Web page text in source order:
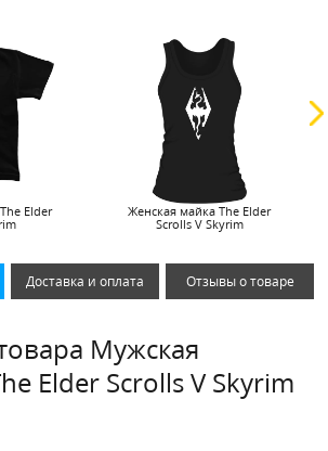
Elder
Женская майка The Elder
Scrolls V Skyrim
Доставка и оплата Отзывы о товаре
Мужская
Elder Scrolls V Skyrim